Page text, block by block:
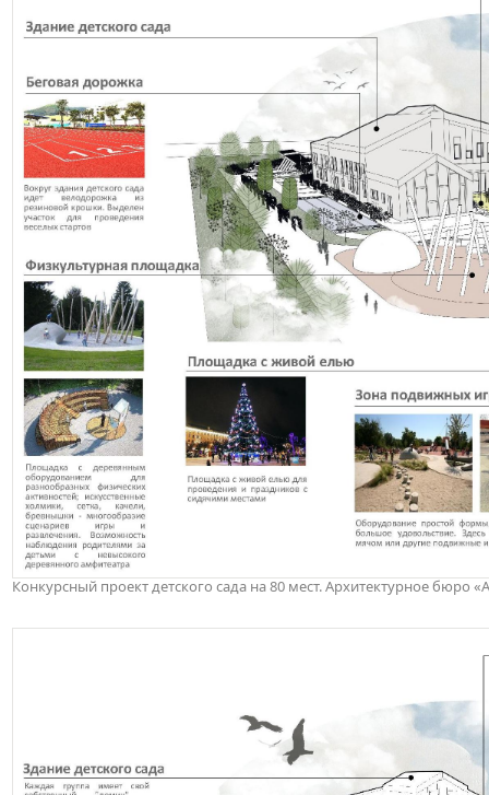
Конкурсный проект детского сада на 80 мест. Архитектурное